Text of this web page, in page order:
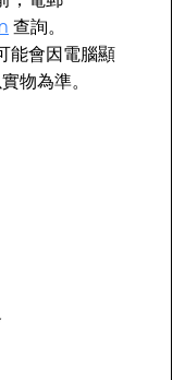
查詢。
能會因電腦顯
物為準。